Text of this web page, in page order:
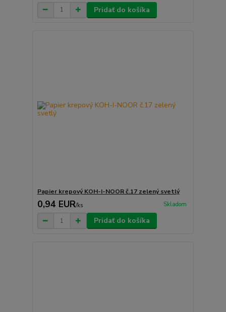
Pridať do košíka
Papier krepový KOH-I-NOOR č.17 zelený svetlý
0,94 EUR/ks Skladom
Pridať do košíka